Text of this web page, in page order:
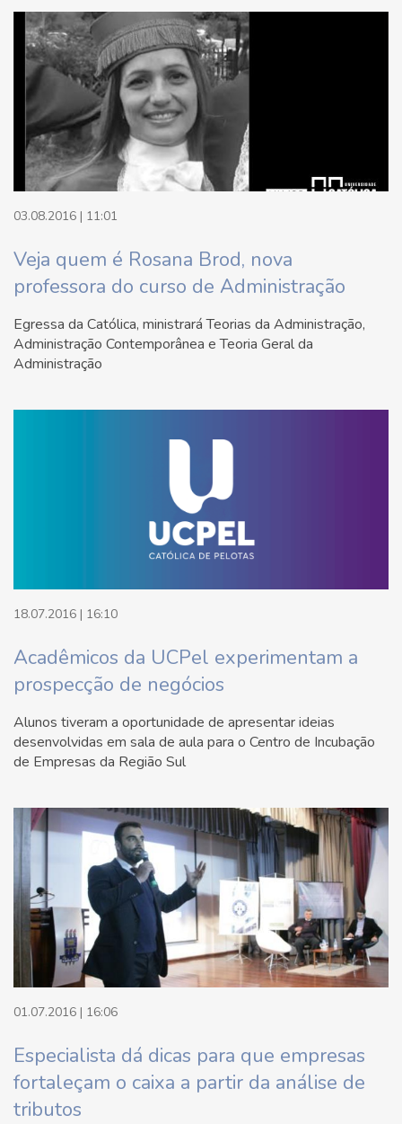
03.08.2016 | 11:01
Veja quem é Rosana Brod, nova
professora do curso de Administração
Egressa da Católica, ministrará Teorias da Administração,
Administração Contemporânea e Teoria Geral da
Administração
18.07.2016 | 16:10
Acadêmicos da UCPel experimentam a
prospecção de negócios
Alunos tiveram a oportunidade de apresentar ideias
desenvolvidas em sala de aula para o Centro de Incubação
de Empresas da Região Sul
01.07.2016 | 16:06
Especialista dá dicas para que empresas
fortaleçam o caixa a partir da análise de
tributos